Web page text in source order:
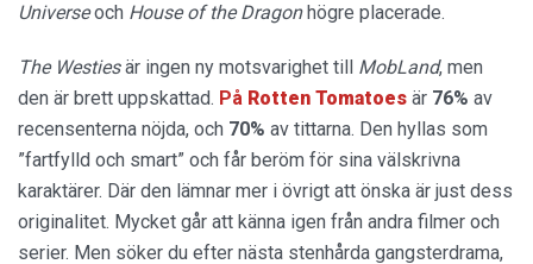
Universeoch House of the Dragon högre placerade.
The Westiesär ingen ny motsvarighet till MobLand, men
den är brett uppskattad. På Rotten Tomatoes är 76% av
recensenterna nöjda, och 70% av tittarna. Den hyllas som
”fartfylld och smart” och får beröm för sina välskrivna
karaktärer. Där den lämnar mer i övrigt att önska är just dess
originalitet. Mycket går att känna igen från andra filmer och
serier. Men söker du efter nästa stenhårda gangsterdrama,